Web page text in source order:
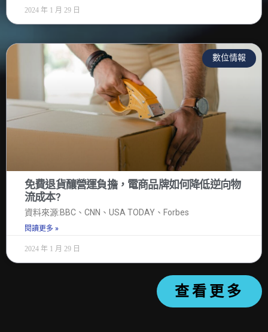
2024 年 1 月 29 日
數位情報
免費退貨釀營運負擔，電商品牌如何降低逆向物
流成本?
資料來源:BBC、CNN、USA TODAY、Forbes
閱讀更多 »
2024 年 1 月 29 日
查看更多